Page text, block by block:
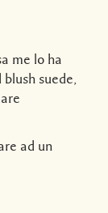
me lo ha
suede,
ad un